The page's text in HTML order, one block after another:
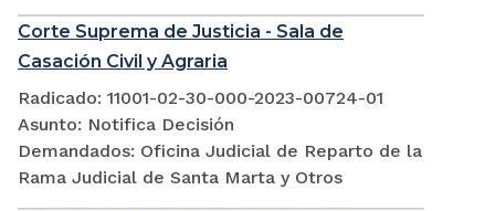
Corte Suprema de Justicia - Sala de
Casación Civil y Agraria
Radicado: 11001-02-30-000-2023-00724-01
Asunto: Notifica Decisión
Demandados: Oficina Judicial de Reparto de la
Rama Judicial de Santa Marta y Otros